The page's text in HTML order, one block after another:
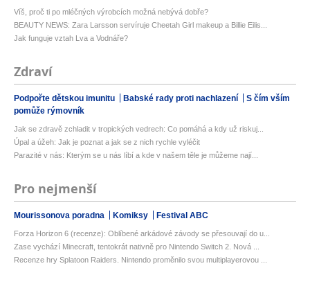
Víš, proč ti po mléčných výrobcích možná nebývá dobře?
BEAUTY NEWS: Zara Larsson servíruje Cheetah Girl makeup a Billie Eilis...
Jak funguje vztah Lva a Vodnáře?
Zdraví
Podpořte dětskou imunitu Babské rady proti nachlazení
S čím vším
pomůže rýmovník
Jak se zdravě zchladit v tropických vedrech: Co pomáhá a kdy už riskuj...
Úpal a úžeh: Jak je poznat a jak se z nich rychle vyléčit
Parazité v nás: Kterým se u nás líbí a kde v našem těle je můžeme nají...
Pro nejmenší
Mourissonova poradna Komiksy Festival ABC
Forza Horizon 6 (recenze): Oblíbené arkádové závody se přesouvají do u...
Zase vychází Minecraft, tentokrát nativně pro Nintendo Switch 2. Nová ...
Recenze hry Splatoon Raiders. Nintendo proměnilo svou multiplayerovou ...